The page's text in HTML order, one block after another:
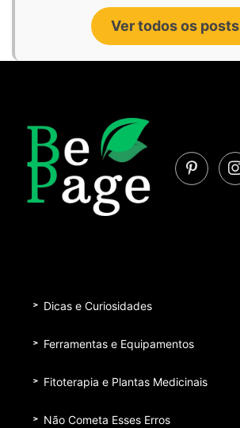
Ver todos os posts
Dicas e Curiosidades
Ferramentas e Equipamentos
Fitoterapia e Plantas Medicinais
Não Cometa Esses Erros